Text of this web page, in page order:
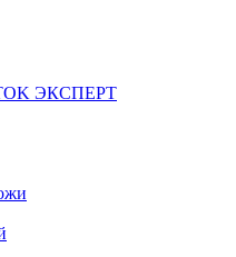
ЭКСПЕРТ